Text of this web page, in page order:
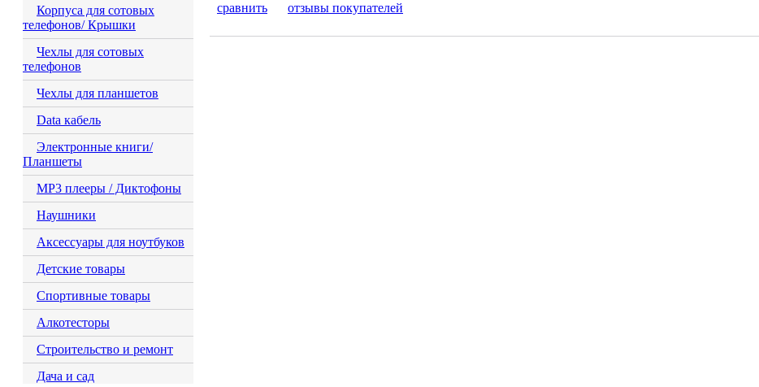
Корпуса для сотовых
телефонов/ Крышки
Чехлы для сотовых
телефонов
Чехлы для планшетов
Data кабель
Электронные книги/
Планшеты
MP3 плееры / Диктофоны
Наушники
Аксессуары для ноутбуков
Детские товары
Спортивные товары
Алкотесторы
Строительство и ремонт
Дача и сад
сравнить отзывы покупателей